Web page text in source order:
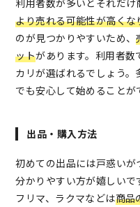
より売れる可能性が高くな
のが見つかりやすいため、
ットがあります。利用者
カリが選ばれるでしょう
でも安心して始めることが
出品・購入方法
初めての出品には戸惑い
分かりやすい方が嬉しい
フリマ、ラクマなどは商品